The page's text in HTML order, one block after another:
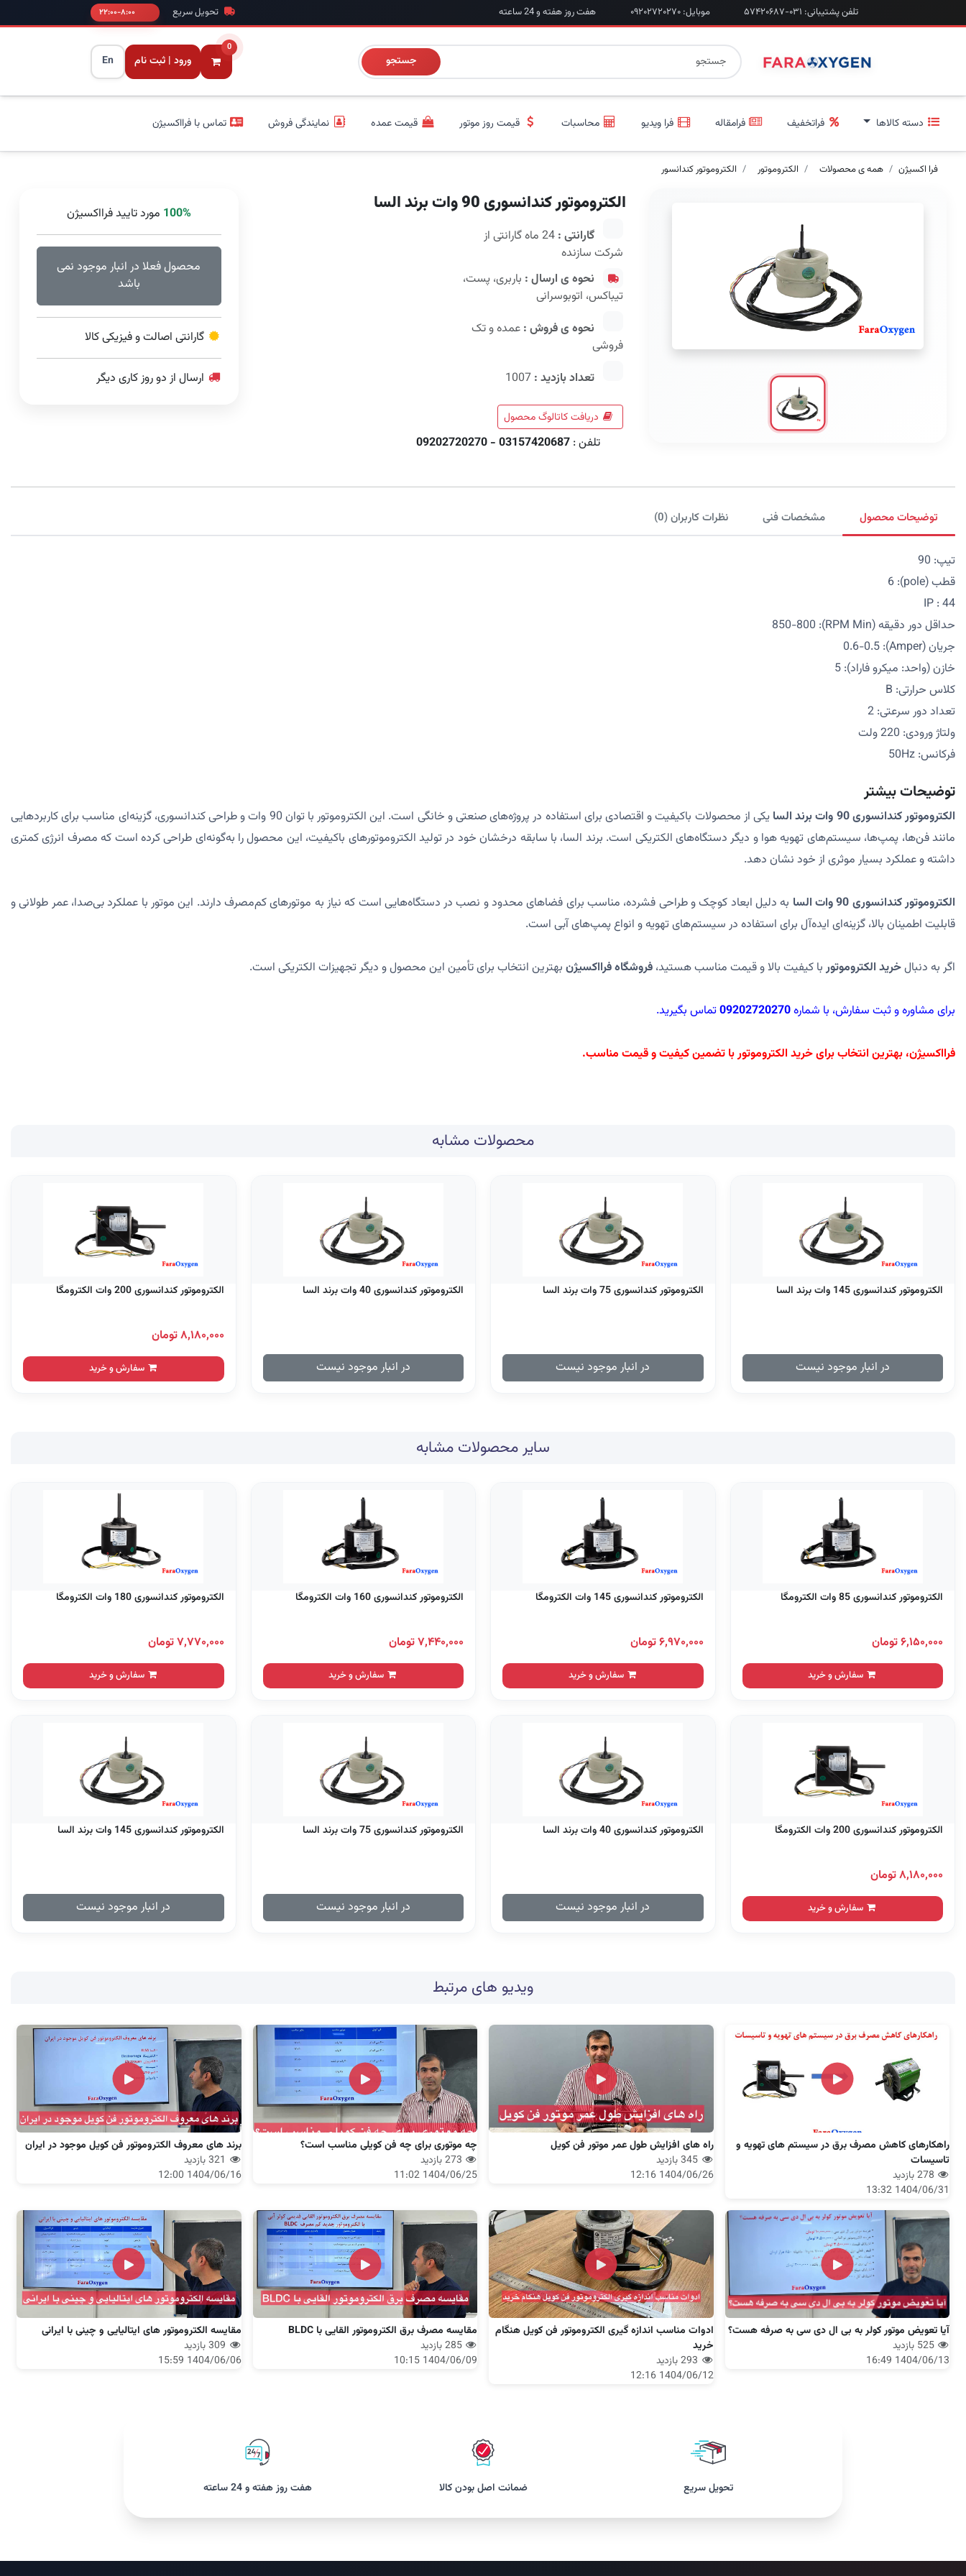
تلفن پشتیبانی: ۰۳۱-۵۷۴۲۰۶۸۷ موبایل: ۰۹۲۰۲۷۲۰۲۷۰ هفت روز هفته و 24 ساعته تحویل سریع
جستجو
0
ورود | ثبت نام En
دسته کالاها فراتخفیف فرامقاله فرا ویدیو محاسبات قیمت روز موتور قیمت عمده نمایندگی فروش تماس با فرااکسیژن
فرا اکسیژن همه ی محصولات الکتروموتور الکتروموتور کندانسور
الکتروموتور کندانسوری 90 وات برند السا
گارانتی :
24 ماه گارانتی از
شرکت سازنده
نحوه ی ارسال : باربری، پست،
تیباکس، اتوبوسرانی
نحوه ی فروش : عمده و تک
فروشی
تعداد بازدید :
دریافت کاتالوگ محصول
تلفن : 03157420687 - 09202720270
100% مورد تایید فرااکسیژن
محصول فعلا در انبار موجود نمی
باشد
گارانتی اصالت و فیزیکی کالا
ارسال از دو روز کاری دیگر
توضیحات محصول مشخصات فنی نظرات کاربران (0)
تیپ: 90
قطب (pole): 6
IP : 44
حداقل دور دقیقه (RPM Min): 850-800
جریان (Amper): 0.6-0.5
خازن (واحد: میکرو فاراد): 5
کلاس حرارتی: B
تعداد دور سرعتی: 2
ولتاژ ورودی: 220 ولت
فرکانس: 50Hz
توضیحات بیشتر
الکتروموتور کندانسوری 90 وات برند السا
یکی از محصولات باکیفیت و اقتصادی برای استفاده در پروژه‌های صنعتی و خانگی است. این الکتروموتور با توان 90 وات و طراحی کندانسوری، گزینه‌ای مناسب برای کاربردهایی
مانند فن‌ها، پمپ‌ها، سیستم‌های تهویه هوا و دیگر دستگاه‌های الکتریکی است. برند السا، با سابقه درخشان خود در تولید الکتروموتورهای باکیفیت، این محصول را به‌گونه‌ای طراحی کرده است که مصرف انرژی کمتری
داشته و عملکرد بسیار موثری از خود نشان دهد.
الکتروموتور کندانسوری 90 وات السا
به دلیل ابعاد کوچک و طراحی فشرده، مناسب برای فضاهای محدود و نصب در دستگاه‌هایی است که نیاز به موتورهای کم‌مصرف دارند. این موتور با عملکرد بی‌صدا، عمر طولانی و
قابلیت اطمینان بالا، گزینه‌ای ایده‌آل برای استفاده در سیستم‌های تهویه و انواع پمپ‌های آبی است.
اگر به دنبالخرید الکتروموتوربا کیفیت بالا و قیمت مناسب هستید، فروشگاه فرااکسیژن بهترین انتخاب برای تأمین این محصول و دیگر تجهیزات الکتریکی است.
برای مشاوره و ثبت سفارش، با شماره09202720270تماس بگیرید.
فرااکسیژن، بهترین انتخاب برای خرید الکتروموتور با تضمین کیفیت و قیمت مناسب.
محصولات مشابه
الکتروموتور کندانسوری 145 وات برند السا
در انبار موجود نیست
الکتروموتور کندانسوری 75 وات برند السا
در انبار موجود نیست
الکتروموتور کندانسوری 40 وات برند السا
در انبار موجود نیست
الکتروموتور کندانسوری 200 وات الکترومگا
۸,۱۸۰,۰۰۰ تومان
سفارش و خرید
سایر محصولات مشابه
الکتروموتور کندانسوری 85 وات الکترومگا
۶,۱۵۰,۰۰۰ تومان
سفارش و خرید
الکتروموتور کندانسوری 145 وات الکترومگا
۶,۹۷۰,۰۰۰ تومان
سفارش و خرید
الکتروموتور کندانسوری 160 وات الکترومگا
۷,۴۴۰,۰۰۰ تومان
سفارش و خرید
الکتروموتور کندانسوری 180 وات الکترومگا
۷,۷۷۰,۰۰۰ تومان
سفارش و خرید
الکتروموتور کندانسوری 200 وات الکترومگا
۸,۱۸۰,۰۰۰ تومان
سفارش و خرید
الکتروموتور کندانسوری 40 وات برند السا
در انبار موجود نیست
الکتروموتور کندانسوری 75 وات برند السا
در انبار موجود نیست
الکتروموتور کندانسوری 145 وات برند السا
در انبار موجود نیست
ویدیو های مرتبط
راهکارهای کاهش مصرف برق در سیستم های تهویه و
تاسیسات
1404/06/31 13:32
راه های افزایش طول عمر موتور فن کویل
1404/06/26 12:16
چه موتوری برای چه فن کویلی مناسب است؟
1404/06/25 11:02
برند های معروف الکتروموتور فن کویل موجود در ایران
1404/06/16 12:00
آیا تعویض موتور کولر به بی ال دی سی به صرفه هست؟
525 بازدید
1404/06/13 16:49
ادوات مناسب اندازه گیری الکتروموتور فن کویل هنگام
خرید
1404/06/12 12:16
مقایسه مصرف برق الکتروموتور القایی با BLDC
285 بازدید
1404/06/09 10:15
مقایسه الکتروموتور های ایتالیایی و چینی با ایرانی
1404/06/06 15:59
تحویل سریع ضمانت اصل بودن کالا هفت روز هفته و 24 ساعته